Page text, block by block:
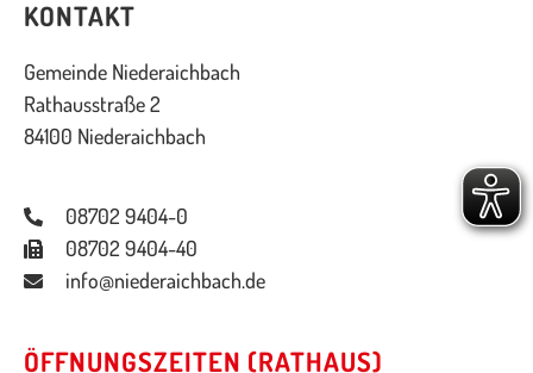
KONTAKT
Gemeinde Niederaichbach
Rathausstraße 2
84100 Niederaichbach
08702 9404-0
08702 9404-40
info@niederaichbach.de
ÖFFNUNGSZEITEN (RATHAUS)